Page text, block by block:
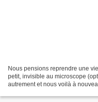
Nous pensions reprendre une
petit, invisible au microscope
autrement et nous voilà à